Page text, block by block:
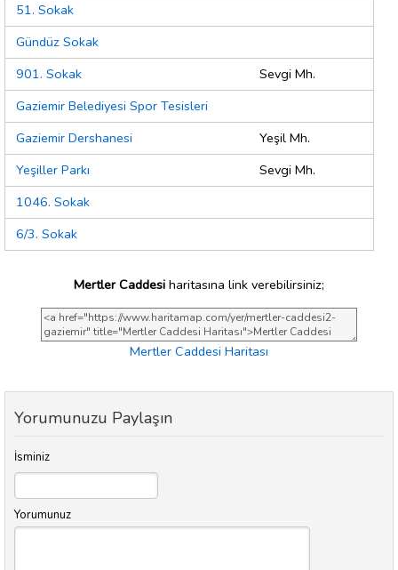
51. Sokak
Gündüz Sokak
901. Sokak
Sevgi Mh.
Gaziemir Belediyesi Spor Tesisleri
Gaziemir Dershanesi
Yeşil Mh.
Yeşiller Parkı
Sevgi Mh.
1046. Sokak
6/3. Sokak
Mertler Caddesi haritasına link verebilirsiniz;
Mertler Caddesi Haritası
Yorumunuzu Paylaşın
İsminiz
Yorumunuz